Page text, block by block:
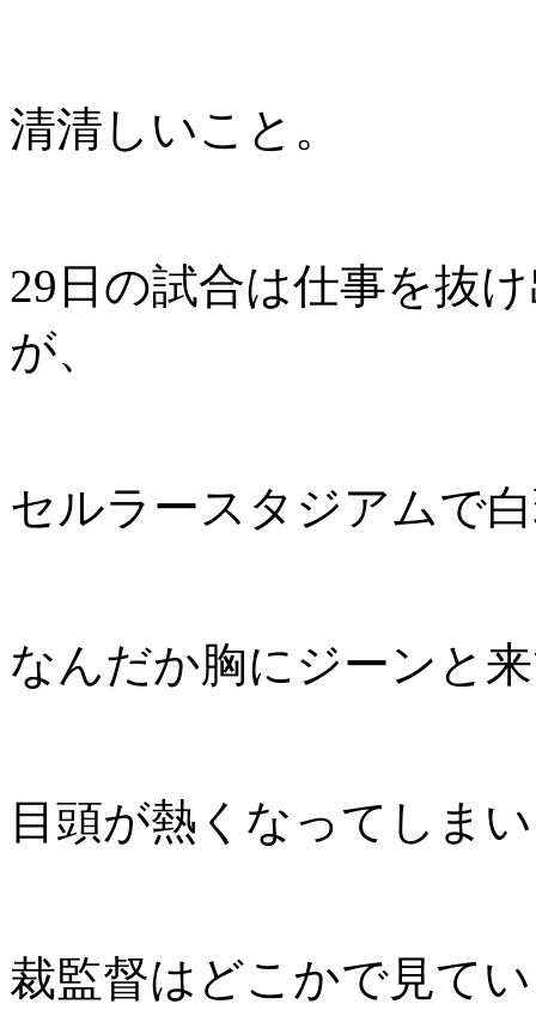
清清しいこと。
29日の試合は仕事を抜
が、
セルラースタジアムで
なんだか胸にジーンと
目頭が熱くなってしま
裁監督はどこかで見て